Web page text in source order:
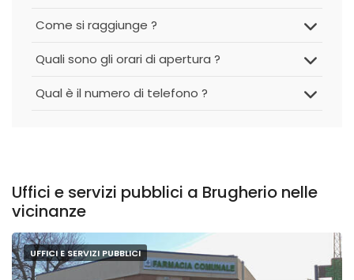
Come si raggiunge ?
Quali sono gli orari di apertura ?
Qual è il numero di telefono ?
Uffici e servizi pubblici a Brugherio nelle
vicinanze
UFFICI E SERVIZI PUBBLICI